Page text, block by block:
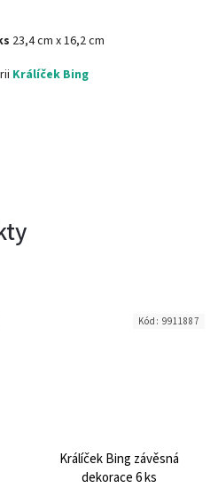
23,4 cm x 16,2 cm
Králíček Bing
Králíček Bing závěsná
dekorace 6 ks
Kód: 9911887